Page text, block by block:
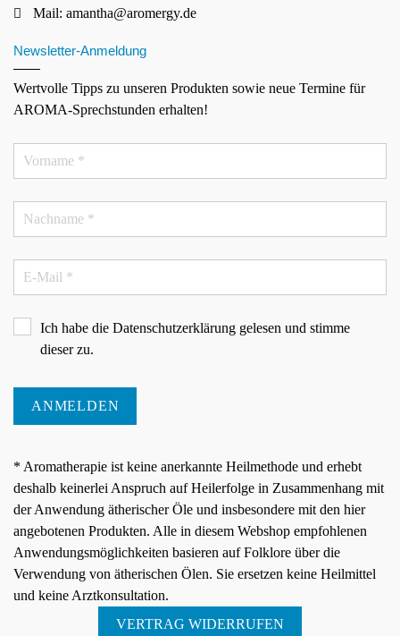
Mail: amantha@aromergy.de
Newsletter-Anmeldung
Wertvolle Tipps zu unseren Produkten sowie neue Termine für
AROMA-Sprechstunden erhalten!
Ich habe die Datenschutzerklärung gelesen und stimme
dieser zu.
ANMELDEN
* Aromatherapie ist keine anerkannte Heilmethode und erhebt
deshalb keinerlei Anspruch auf Heilerfolge in Zusammenhang mit
der Anwendung ätherischer Öle und insbesondere mit den hier
angebotenen Produkten. Alle in diesem Webshop empfohlenen
Anwendungsmöglichkeiten basieren auf Folklore über die
Verwendung von ätherischen Ölen. Sie ersetzen keine Heilmittel
und keine Arztkonsultation.
VERTRAG WIDERRUFEN